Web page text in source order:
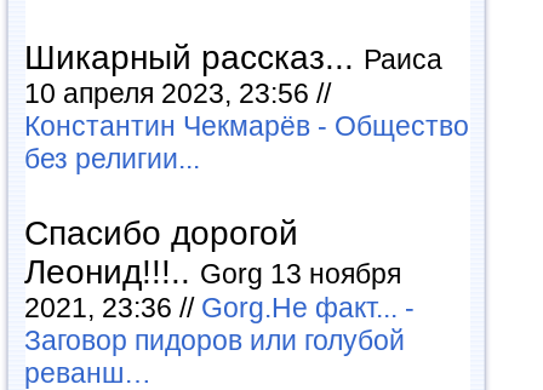
Шикарный рассказ... Раиса
10 апреля 2023, 23:56 //
Константин Чекмарёв - Общество
без религии...
Спасибо дорогой
Леонид!!!.. Gorg 13 ноября
2021, 23:36 // Gorg.Не факт... -
Заговор пидоров или голубой
реванш…